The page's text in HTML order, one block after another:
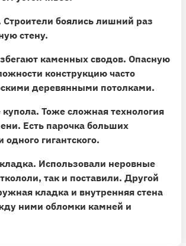
Строители боялись лишний раз
стену.
каменных сводов. Опасную
конструкцию часто
деревянными потолками.
Тоже сложная технология
Есть парочка больших
одного гигантского.
Использовали неровные
так и поставили. Другой
кладка и внутренняя стена
ними обломки камней и